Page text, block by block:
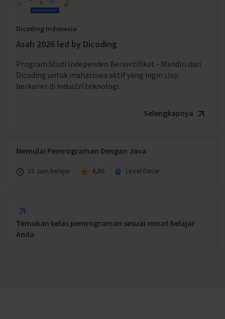
Dicoding Indonesia
Asah 2026 led by Dicoding
Program Studi Independen Bersertifikat - Mandiri dari
Dicoding untuk mahasiswa aktif yang ingin siap
berkarier di industri teknologi.
Selengkapnya
Memulai Pemrograman Dengan Java
15 Jam belajar 4,86 Level Dasar
Temukan kelas pemrograman sesuai minat belajar
Anda